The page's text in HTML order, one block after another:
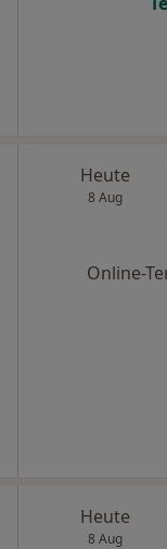
Heute
8 Aug
Online-
Heute
8 Aug